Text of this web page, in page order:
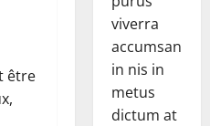
être
viverra
accumsan
in nis in
metus
dictum at